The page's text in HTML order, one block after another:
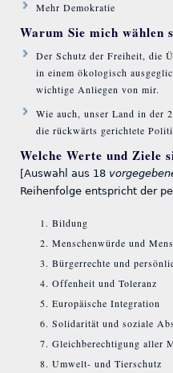
Mehr Demokratie
Warum Sie mich wählen
Der Schutz der Freiheit, die
in einem ökologisch
wichtige Anliegen von mir.
Wie auch, unser Land in der
die rückwärts gerichtete
Welche Werte und Ziele
[Auswahl aus 18
Reihenfolge entspricht der
Bildung
Menschenwürde und
Bürgerrechte und
Offenheit und Toleranz
Europäische Integration
Solidarität und soziale
Gleichberechtigung aller
Umwelt- und Tierschutz